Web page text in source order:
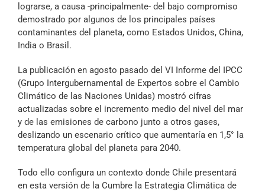
lograrse, a causa -principalmente- del bajo compromiso
demostrado por algunos de los principales países
contaminantes del planeta, como Estados Unidos, China,
India o Brasil.
La publicación en agosto pasado del VI Informe del IPCC
(Grupo Intergubernamental de Expertos sobre el Cambio
Climático de las Naciones Unidas) mostró cifras
actualizadas sobre el incremento medio del nivel del mar
y de las emisiones de carbono junto a otros gases,
deslizando un escenario crítico que aumentaría en 1,5° la
temperatura global del planeta para 2040.
Todo ello configura un contexto donde Chile presentará
en esta versión de la Cumbre la Estrategia Climática de